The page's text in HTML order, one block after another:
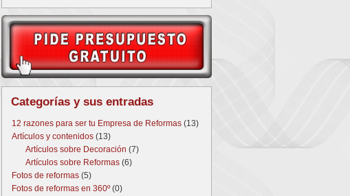
Categorías y sus entradas
12 razones para ser tu Empresa de Reformas (13)
Artículos y contenidos (13)
Artículos sobre Decoración (7)
Artículos sobre Reformas (6)
Fotos de reformas (5)
Fotos de reformas en 360º(0)